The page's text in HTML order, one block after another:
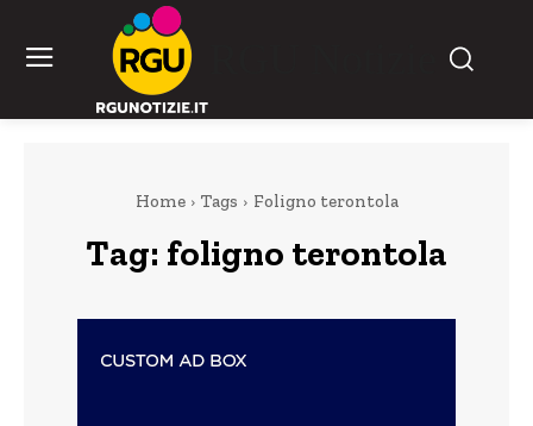
Home Tags Foligno terontola
Tag: foligno terontola